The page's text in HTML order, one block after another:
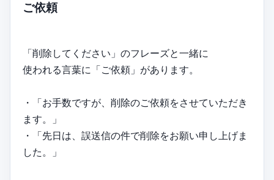
ご依頼
「削除してください」のフレーズと一緒に
使われる言葉に「ご依頼」があります。
・「お手数ですが、削除のご依頼をさせていただき
ます。」
・「先日は、誤送信の件で削除をお願い申し上げま
した。」